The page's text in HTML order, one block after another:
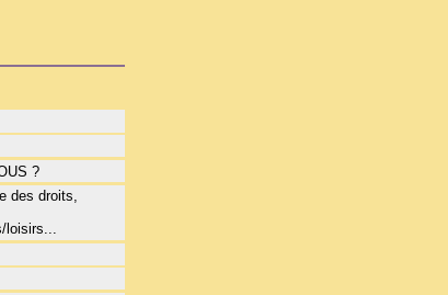
?
des droits,
loisirs...